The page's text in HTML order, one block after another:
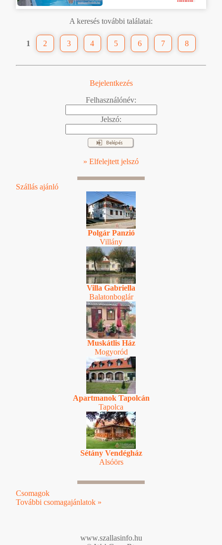
A keresés további találatai:
1 2 3 4 5 6 7 8
Bejelentkezés
Felhasználónév:
Jelszó:
» Elfelejtett jelszó
Szállás ajánló
Polgár Panzió
Villány
Villa Gabriella
Balatonboglár
Muskátlis Ház
Mogyoród
Apartmanok Tapolcán
Tapolca
Sétány Vendégház
Alsóörs
Csomagok
További csomagajánlatok »
www.szallasinfo.hu